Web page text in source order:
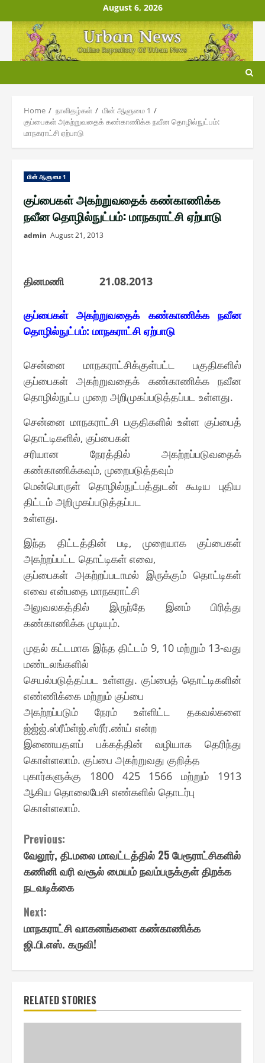
to
content
August 6, 2026
Home நாளிதழ்௧ள்
மின் ஆளுமை 1
குப்பைகள் அகற்றுவதைக் கண்காணிக்க நவீன தொழில்நுட்பம்:
மாநகராட்சி ஏற்பாடு
மின் ஆளுமை 1
குப்பைகள் அகற்றுவதைக் கண்காணிக்க
நவீன தொழில்நுட்பம்: மாநகராட்சி ஏற்பாடு
admin August 21, 2013
தினமணி 21.08.2013
குப்பைகள் அகற்றுவதைக் கண்காணிக்க நவீன
தொழில்நுட்பம்: மாநகராட்சி ஏற்பாடு
சென்னை மாநகராட்சிக்குள்பட்ட பகுதிகளில்
குப்பைகள் அகற்றுவதைக் கண்காணிக்க நவீன
தொழில்நுட்ப முறை அறிமுகப்படுத்தப்பட உள்ளது.
சென்னை மாநகராட்சி பகுதிகளில் உள்ள குப்பைத்
தொட்டிகளில், குப்பைகள்
சரியான நேரத்தில் அகற்றப்படுவதைக்
கண்காணிக்கவும், முறைபடுத்தவும்
மென்பொருள் தொழில்நுட்பத்துடன் கூடிய புதிய
திட்டம் அறிமுகப்படுத்தப்பட
உள்ளது.
இந்த திட்டத்தின் படி, முறையாக குப்பைகள்
அகற்றப்பட்ட தொட்டிகள் எவை,
குப்பைகள் அகற்றப்படாமல் இருக்கும் தொட்டிகள்
எவை என்பதை மாநகராட்சி
அலுவலகத்தில் இருந்தே இனம் பிரித்து
கண்காணிக்க முடியும்.
முதல் கட்டமாக இந்த திட்டம் 9, 10 மற்றும் 13-வது
மண்டலங்களில்
செயல்படுத்தப்பட உள்ளது. குப்பைத் தொட்டிகளின்
எண்ணிக்கை மற்றும் குப்பை
அகற்றப்படும் நேரம் உள்ளிட்ட தகவல்களை
ஜ்ஜ்ஜ்.ஸ்ரீம்ள்ஜ்.ஸ்ரீர்.ண்ய் என்ற
இணையதளப் பக்கத்தின் வழியாக தெரிந்து
கொள்ளலாம். குப்பை அகற்றுவது குறித்த
புகார்களுக்கு 1800 425 1566 மற்றும் 1913
ஆகிய தொலைபேசி எண்களில் தொடர்பு
கொள்ளலாம்.
Continue
Reading
Previous:
வேலூர், தி.மலை மாவட்டத்தில் 25 பேரூராட்சிகளில்
கணினி வரி வசூல் மையம் நவம்பருக்குள் திறக்க
நடவடிக்கை
Next:
மாநகராட்சி வாகனங்களை கண்காணிக்க
ஜி.பி.எஸ். கருவி!
RELATED STORIES